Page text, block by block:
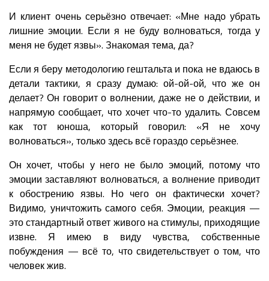
И клиент очень серьёзно отвечает: «Мне надо убрать
лишние эмоции. Если я не буду волноваться, тогда у
меня не будет язвы». Знакомая тема, да?
Если я беру методологию гештальта и пока не вдаюсь в
детали тактики, я сразу думаю: ой-ой-ой, что же он
делает? Он говорит о волнении, даже не о действии, и
напрямую сообщает, что хочет что-то удалить. Совсем
как тот юноша, который говорил: «Я не хочу
волноваться», только здесь всё гораздо серьёзнее.
Он хочет, чтобы у него не было эмоций, потому что
эмоции заставляют волноваться, а волнение приводит
к обострению язвы. Но чего он фактически хочет?
Видимо, уничтожить самого себя. Эмоции, реакция —
это стандартный ответ живого на стимулы, приходящие
извне. Я имею в виду чувства, собственные
побуждения — всё то, что свидетельствует о том, что
человек жив.